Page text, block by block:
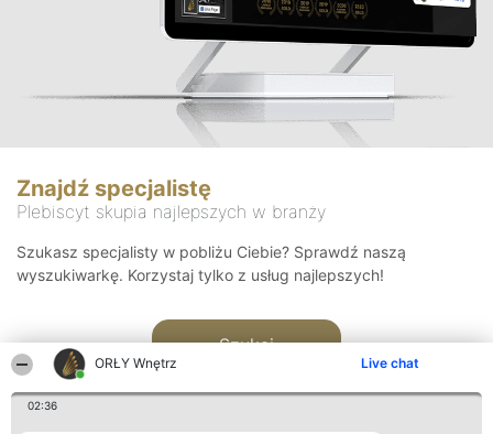
ORŁY Wnętrz Live chat
02:36
Znajdź specjalistę
Plebiscyt skupia najlepszych w branży
Szukasz specjalisty w pobliżu Ciebie? Sprawdź naszą
wyszukiwarkę. Korzystaj tylko z usług najlepszych!
Szukaj